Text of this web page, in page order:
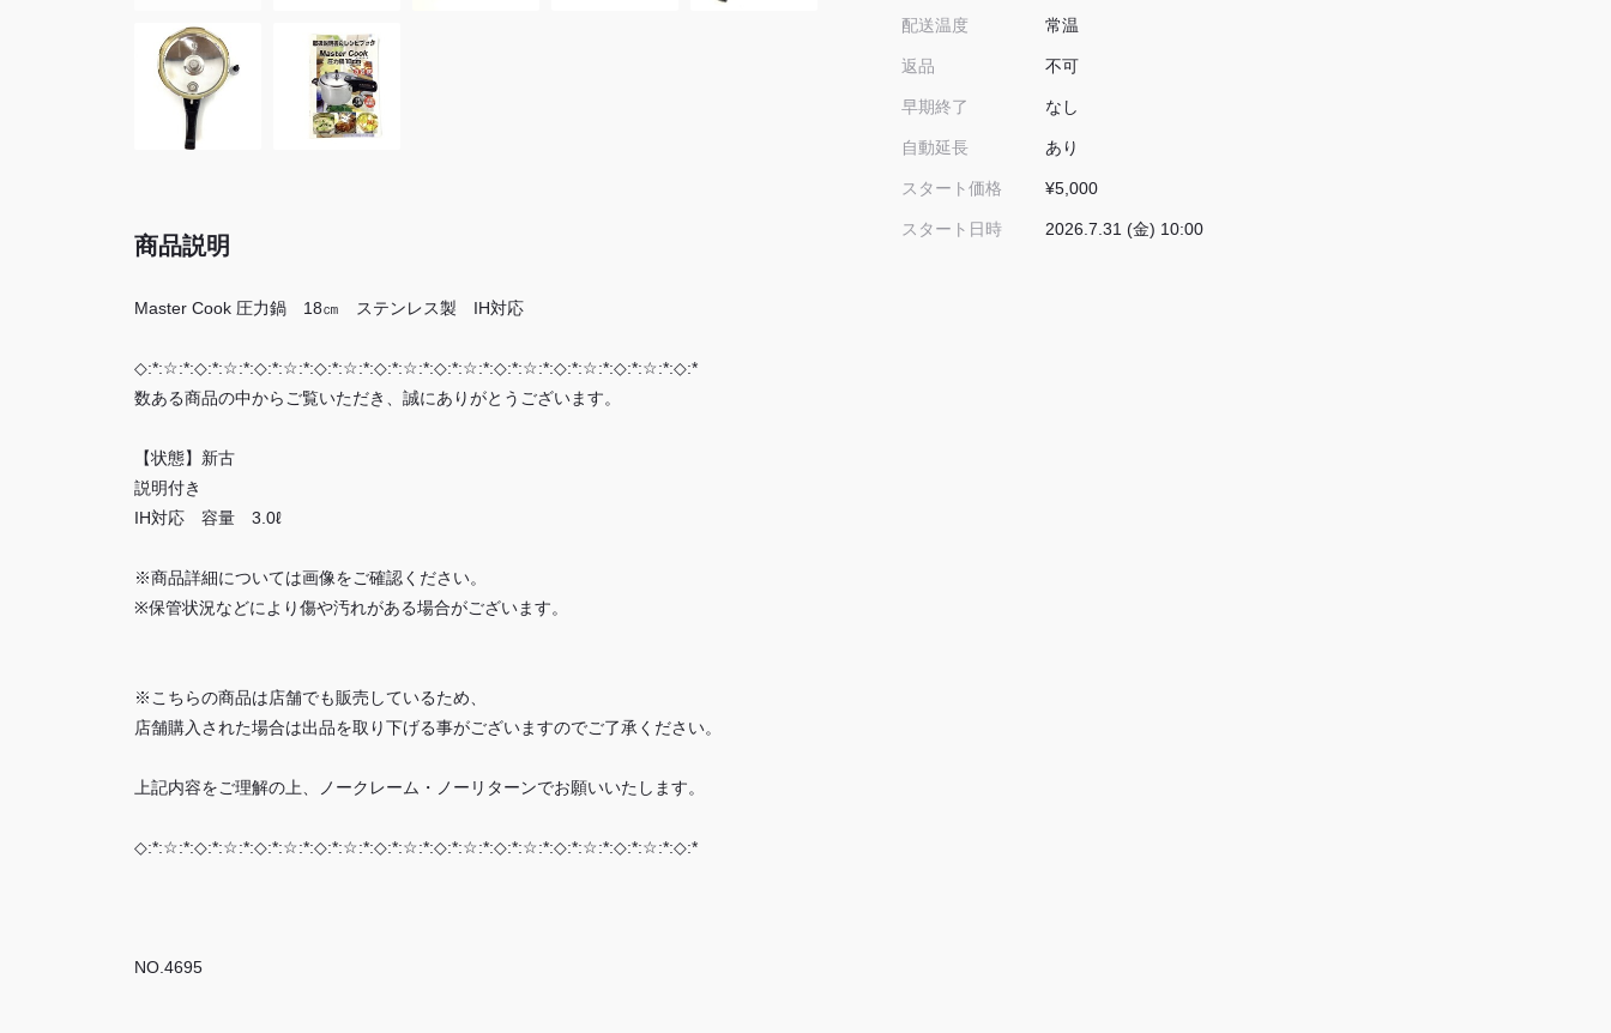
商品説明
Master Cook 圧力鍋 18㎝ ステンレス製 IH対応
◇:*:☆:*:◇:*:☆:*:◇:*:☆:*:◇:*:☆:*:◇:*:☆:*:◇:*:☆:*:◇:*:☆:*:◇:*:☆:*:◇:*:☆:*:◇:*
数ある商品の中からご覧いただき、誠にありがとうございます。
【状態】新古
説明付き
IH対応 容量 3.0ℓ
※商品詳細については画像をご確認ください。
※保管状況などにより傷や汚れがある場合がございます。
※こちらの商品は店舗でも販売しているため、
店舗購入された場合は出品を取り下げる事がございますのでご了承ください。
上記内容をご理解の上、ノークレーム・ノーリターンでお願いいたします。
◇:*:☆:*:◇:*:☆:*:◇:*:☆:*:◇:*:☆:*:◇:*:☆:*:◇:*:☆:*:◇:*:☆:*:◇:*:☆:*:◇:*:☆:*:◇:*
NO.4695
配送温度 常温
返品 不可
早期終了 なし
自動延長 あり
スタート価格 ¥5,000
スタート日時 2026.7.31 (金) 10:00